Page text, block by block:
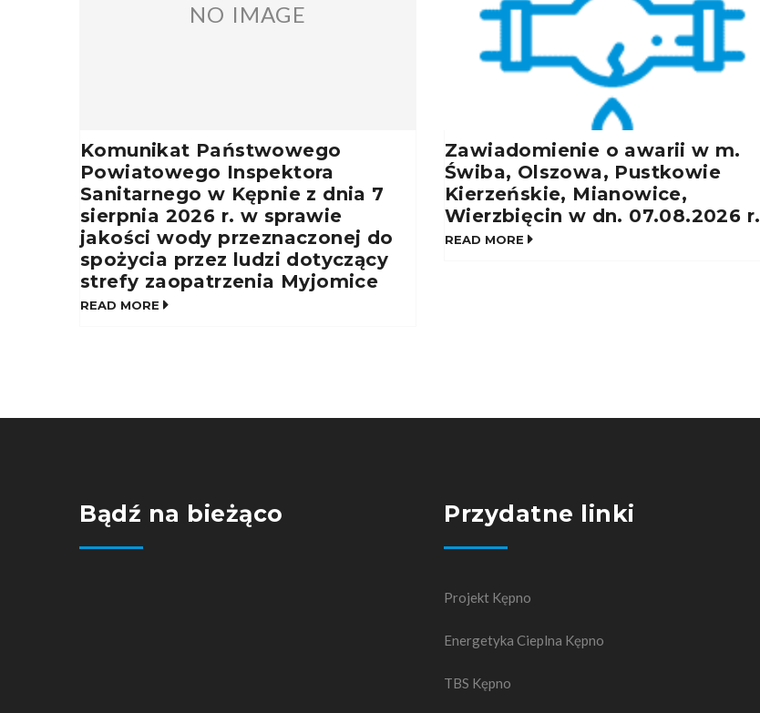
NO IMAGE
Komunikat Państwowego
Powiatowego Inspektora
Sanitarnego w Kępnie z dnia 7
sierpnia 2026 r. w sprawie
jakości wody przeznaczonej do
spożycia przez ludzi dotyczący
strefy zaopatrzenia Myjomice
READ MORE
Zawiadomienie o awarii w m.
Świba, Olszowa, Pustkowie
Kierzeńskie, Mianowice,
Wierzbięcin w dn. 07.08.2026 r.
READ MORE
Bądź na bieżąco Przydatne linki
Projekt Kępno
Energetyka Cieplna Kępno
TBS Kępno